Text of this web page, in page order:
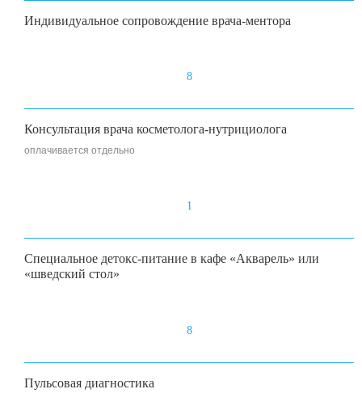
Индивидуальное сопровождение врача-ментора
8
Консультация врача косметолога-нутрициолога
оплачивается отдельно
1
Специальное детокс-питание в кафе «Акварель» или
«шведский стол»
8
Пульсовая диагностика